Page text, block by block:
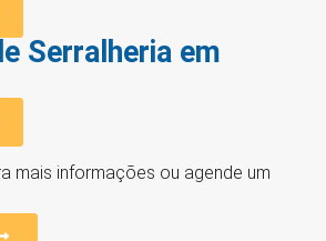
Serralheria em
mais informações ou agende um